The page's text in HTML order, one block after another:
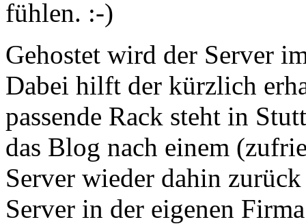
fühlen. :-)
Gehostet wird der Server
Dabei hilft der kürzlich
passende Rack steht in
das Blog nach einem
Server wieder dahin
Server in der eigenen